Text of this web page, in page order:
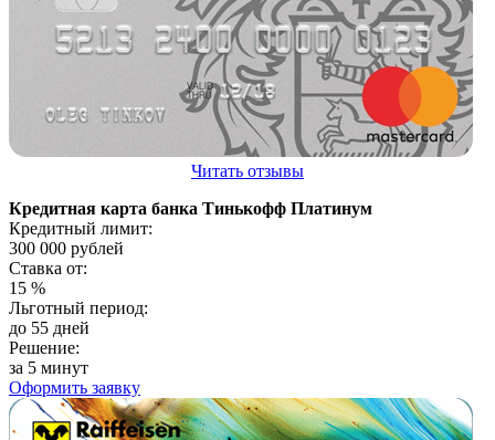
Читать отзывы
Кредитная карта банка Тинькофф Платинум
Кредитный лимит:
300 000 рублей
Ставка от:
15 %
Льготный период:
до 55 дней
Решение:
за 5 минут
Оформить заявку